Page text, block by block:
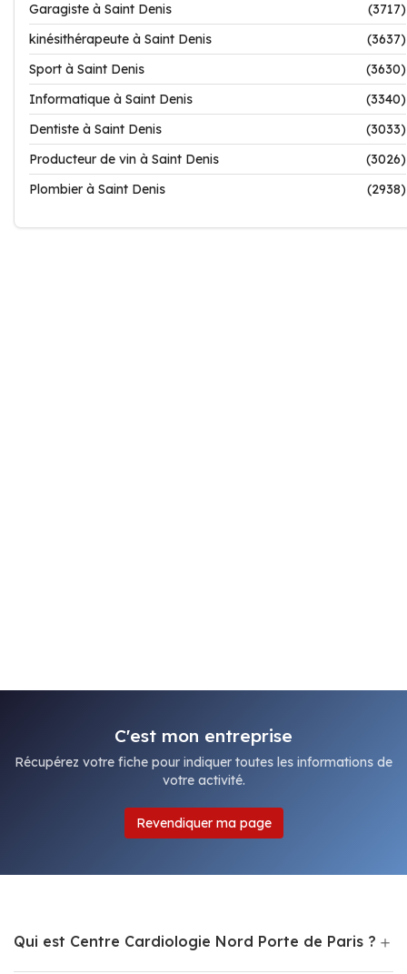
Garagiste à Saint Denis
(3717)
kinésithérapeute à Saint Denis
(3637)
Sport à Saint Denis
(3630)
Informatique à Saint Denis
(3340)
Dentiste à Saint Denis
(3033)
Producteur de vin à Saint Denis
(3026)
Plombier à Saint Denis
(2938)
C'est mon entreprise
Récupérez votre fiche pour indiquer toutes les informations de
votre activité.
Revendiquer ma page
Qui est Centre Cardiologie Nord Porte de Paris ?